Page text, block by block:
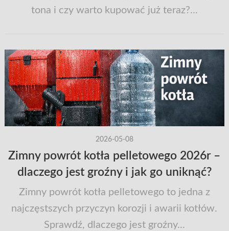
tona i czy warto kupować już teraz?...
2026-05-08
Zimny powrót kotła pelletowego 2026r –
dlaczego jest groźny i jak go uniknąć?
Zimny powrót kotła pelletowego to jedna z
najczęstszych przyczyn korozji i awarii kotłów.
Sprawdź, dlaczego jest groźny...